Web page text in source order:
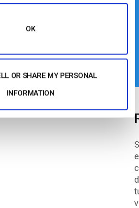
OK
OR SHARE MY PERSONAL
INFORMATION
e